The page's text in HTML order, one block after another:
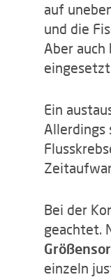
auf
und die
Aber auch
Ein
Allerdings
Bei der
geachtet.
einzeln